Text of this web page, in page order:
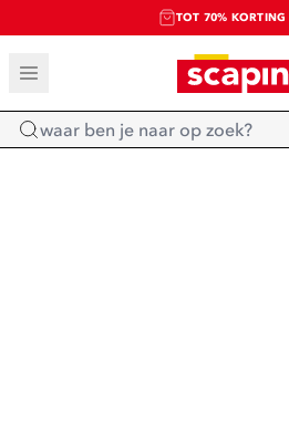
TOT 70% KORTING
SALE: LAATSTE
SHOP NIEUW
Home